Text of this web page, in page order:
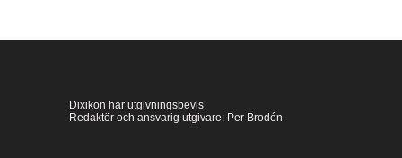
Dixikon har utgivningsbevis.
Redaktör och ansvarig utgivare: Per Brodén